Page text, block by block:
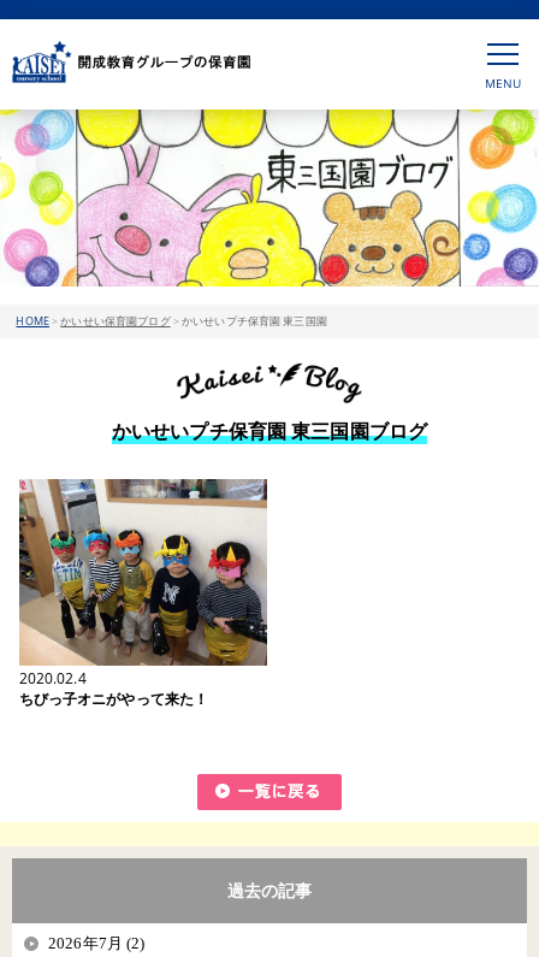
HOME>かいせい保育園ブログ>かいせいプチ保育園 東三国園
かいせいプチ保育園 東三国園ブログ
2020.02.4
ちびっ子オニがやって来た！
過去の記事
2026年7月 (2)